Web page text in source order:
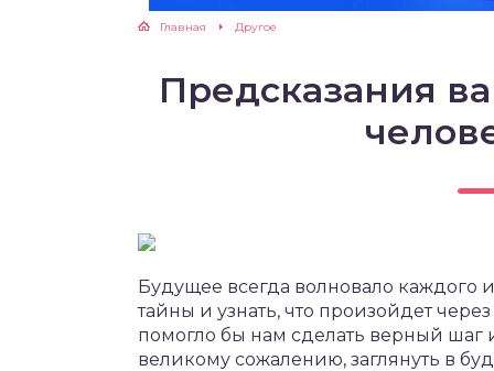
Главная Другое
Предсказания
Будущее всегда волновало каждого
тайны и узнать, что произойдет
помогло бы нам сделать верный
великому сожалению, заглянуть в